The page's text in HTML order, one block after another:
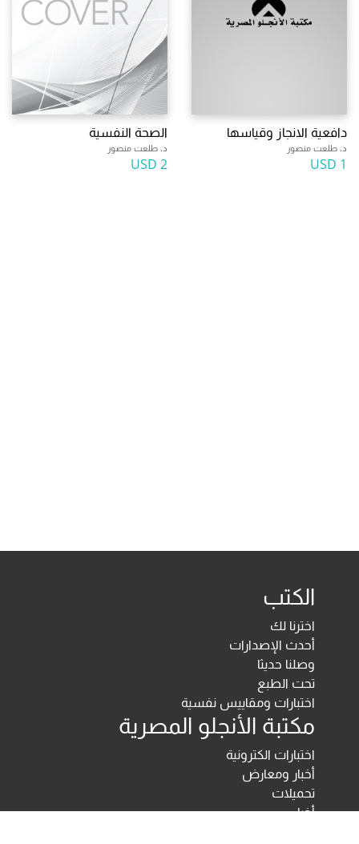
دافعية الانجاز وقياسها
د. طلعت منصور
1 USD
الصحة النفسية
د. طلعت منصور
2 USD
الكتب
اخترنا لك
أحدث الإصدارات
وصلنا حديثا
تحت الطبع
اختبارات ومقاييس نفسية
مكتبة الأنجلو المصرية
اختبارات الكترونية
أخبار ومعارض
تحميلات
أخبار